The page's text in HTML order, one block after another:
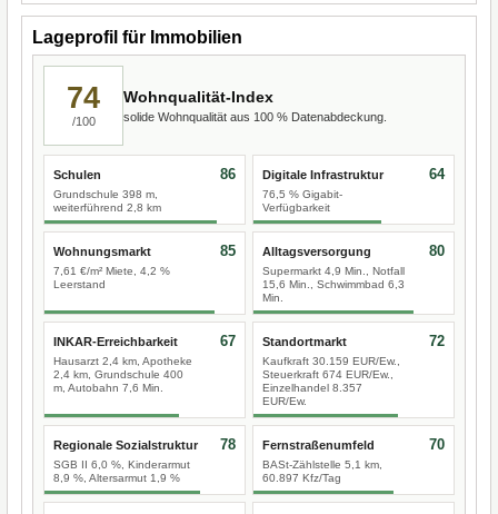
Lageprofil für Immobilien
74
/100
Wohnqualität-Index
solide Wohnqualität aus 100 % Datenabdeckung.
Schulen
Grundschule 398 m,
weiterführend 2,8 km
86 Digitale Infrastruktur
76,5 % Gigabit-
Verfügbarkeit
64
Wohnungsmarkt
7,61 €/m² Miete, 4,2 %
Leerstand
85 Alltagsversorgung
Supermarkt 4,9 Min., Notfall
15,6 Min., Schwimmbad 6,3
Min.
80
INKAR-Erreichbarkeit
Hausarzt 2,4 km, Apotheke
2,4 km, Grundschule 400
m, Autobahn 7,6 Min.
67 Standortmarkt
Kaufkraft 30.159 EUR/Ew.,
Steuerkraft 674 EUR/Ew.,
Einzelhandel 8.357
EUR/Ew.
72
Regionale Sozialstruktur
SGB II 6,0 %, Kinderarmut
8,9 %, Altersarmut 1,9 %
78 Fernstraßenumfeld
BASt-Zählstelle 5,1 km,
60.897 Kfz/Tag
70